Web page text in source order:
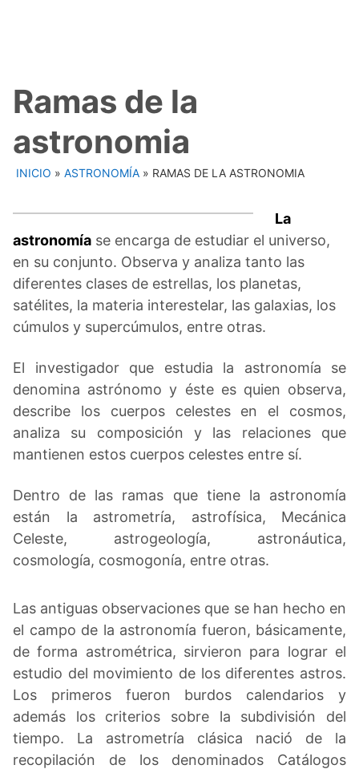
Ramas de la
astronomia
INICIO » ASTRONOMÍA » RAMAS DE LA ASTRONOMIA
La
astronomía se encarga de estudiar el universo,
en su conjunto. Observa y analiza tanto las
diferentes clases de estrellas, los planetas,
satélites, la materia interestelar, las galaxias, los
cúmulos y supercúmulos, entre otras.
El investigador que estudia la astronomía se
denomina astrónomo y éste es quien observa,
describe los cuerpos celestes en el cosmos,
analiza su composición y las relaciones que
mantienen estos cuerpos celestes entre sí.
Dentro de las ramas que tiene la astronomía
están la astrometría, astrofísica, Mecánica
Celeste, astrogeología, astronáutica,
cosmología, cosmogonía, entre otras.
Las antiguas observaciones que se han hecho en
el campo de la astronomía fueron, básicamente,
de forma astrométrica, sirvieron para lograr el
estudio del movimiento de los diferentes astros.
Los primeros fueron burdos calendarios y
además los criterios sobre la subdivisión del
tiempo. La astrometría clásica nació de la
recopilación de los denominados Catálogos